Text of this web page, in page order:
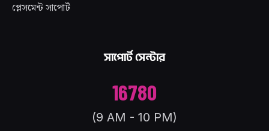
প্লেসমেন্ট সাপোর্ট
সাপোর্ট সেন্টার
16780
(9 AM - 10 PM)